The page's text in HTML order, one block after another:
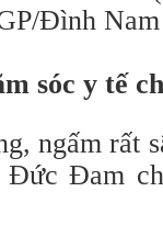
Đình Nam
sóc y tế
ngấm rất
Đam